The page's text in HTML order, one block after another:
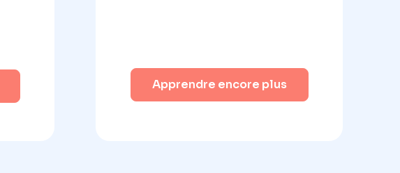
Apprendre encore plus